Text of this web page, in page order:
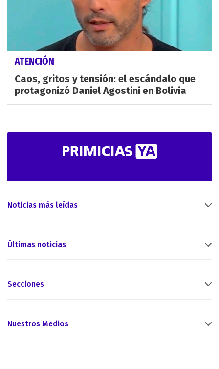
ATENCIÓN
Caos, gritos y tensión: el escándalo que
protagonizó Daniel Agostini en Bolivia
Noticias más leídas
Últimas noticias
Secciones
Nuestros Medios